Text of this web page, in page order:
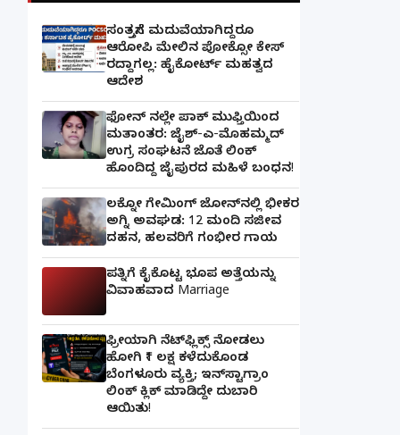
ಸಂತ್ರಸ್ತೆಗೆ ಮದುವೆಯಾಗಿದ್ದರೂ
ಆರೋಪಿ ಮೇಲಿನ ಪೋಕ್ಸೋ ಕೇಸ್
ರದ್ದಾಗಲ್ಲ: ಹೈಕೋರ್ಟ್ ಮಹತ್ವದ
ಆದೇಶ
ಫೋನ್ ನಲ್ಲೇ ಪಾಕ್ ಮುಫ್ತಿಯಿಂದ
ಮತಾಂತರ: ಜೈಶ್-ಎ-ಮೊಹಮ್ಮದ್
ಉಗ್ರ ಸಂಘಟನೆ ಜೊತೆ ಲಿಂಕ್
ಹೊಂದಿದ್ದ ಜೈಪುರದ ಮಹಿಳೆ ಬಂಧನ!
ಲಕ್ನೋ ಗೇಮಿಂಗ್ ಜೋನ್‌ನಲ್ಲಿ ಭೀಕರ
ಅಗ್ನಿ ಅವಘಡ: 12 ಮಂದಿ ಸಜೀವ
ದಹನ, ಹಲವರಿಗೆ ಗಂಭೀರ ಗಾಯ
ಪತ್ನಿಗೆ ಕೈಕೊಟ್ಟ ಭೂಪ ಅತ್ತೆಯನ್ನು
ವಿವಾಹವಾದ Marriage
ಫ್ರೀಯಾಗಿ ನೆಟ್‌ಫ್ಲಿಕ್ಸ್ ನೋಡಲು
ಹೋಗಿ ₹1 ಲಕ್ಷ ಕಳೆದುಕೊಂಡ
ಬೆಂಗಳೂರು ವ್ಯಕ್ತಿ; ಇನ್‌ಸ್ಟಾಗ್ರಾಂ
ಲಿಂಕ್ ಕ್ಲಿಕ್ ಮಾಡಿದ್ದೇ ದುಬಾರಿ
ಆಯಿತು!